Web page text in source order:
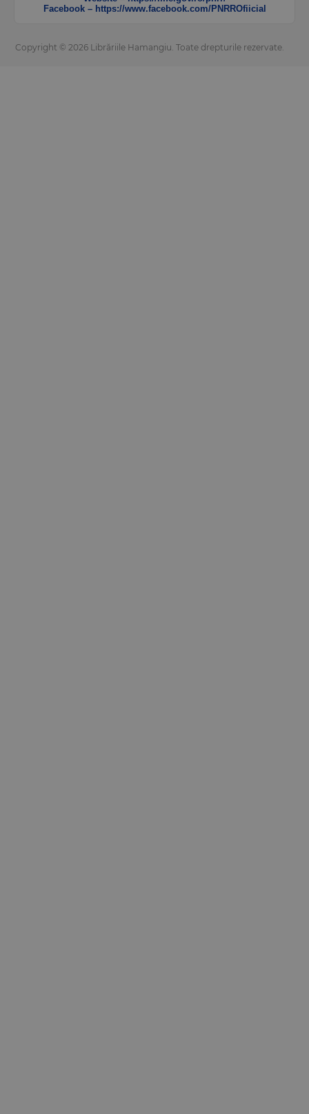
Facebook – https://www.facebook.com/PNRROfiicial
Copyright © 2026 Librăriile Hamangiu. Toate drepturile rezervate.